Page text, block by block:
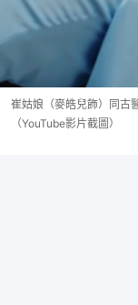
崔姑娘（麥皓兒飾）同古
（YouTube影片截圖）